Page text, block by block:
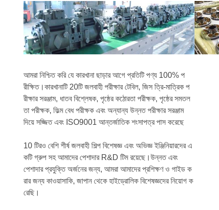
আমরা নিশ্চিত করি যে কারখানা ছাড়ার আগে প্রতিটি পণ্য 100% প
রীক্ষিত।কারখানাটি 20টি জলবাহী পরীক্ষার টেবিল, জিস ত্রি-মাত্রিক প
রীক্ষার সরঞ্জাম, ধাতব বিশ্লেষক, পৃষ্ঠের কঠোরতা পরীক্ষক, পৃষ্ঠের সমতল
তা পরীক্ষক, ফিল্ম বেধ পরীক্ষক এবং অন্যান্য উন্নত পরীক্ষার সরঞ্জাম
দিয়ে সজ্জিত এবং ISO9001 আন্তর্জাতিক শংসাপত্র পাস করেছে
10 টিরও বেশি শীর্ষ জলবাহী শিল্প বিশেষজ্ঞ এবং অভিজ্ঞ ইঞ্জিনিয়ারদের এ
কটি গ্রুপ সহ আমাদের পেশাদার R&D টিম রয়েছে।উন্নত এবং
পেশাদার প্রযুক্তি অর্জনের জন্য, আমরা আমাদের প্রশিক্ষণ ও গাইড ক
রার জন্য কাওয়াসাকি, জাপান থেকে হাইড্রোলিক বিশেষজ্ঞদের নিয়োগ ক
রেছি।